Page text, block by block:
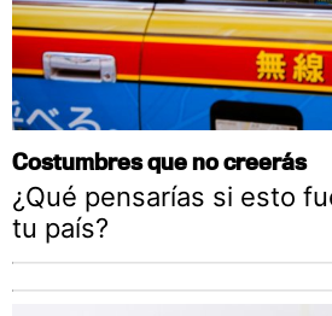
Costumbres que no creerás
¿Qué pensarías si esto
tu país?